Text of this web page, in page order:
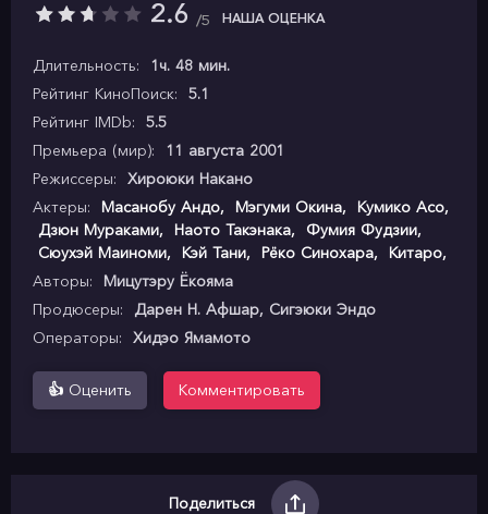
2.6 5 НАША ОЦЕНКА
Длительность:
1ч. 48 мин.
Рейтинг КиноПоиск:
5.1
Рейтинг IMDb:
5.5
Премьера (мир):
11 августа 2001
Режиссеры:
Хироюки Накано
Актеры:
Масанобу Андо, Мэгуми Окина, Кумико Асо,
Дзюн Мураками, Наото Такэнака, Фумия Фудзии,
Сюухэй Маиноми, Кэй Тани, Рёко Синохара, Китаро,
Авторы:
Мицутэру Ёкояма
Продюсеры:
Дарен Н. Афшар, Сигэюки Эндо
Операторы:
Хидэо Ямамото
👍 Оценить Комментировать
Поделиться